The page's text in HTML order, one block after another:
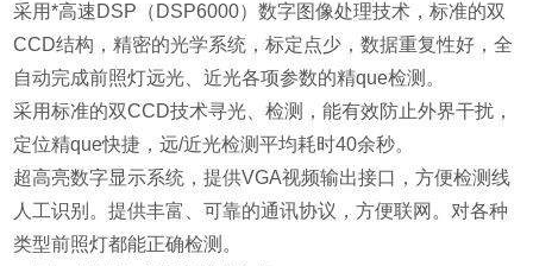
采用*高速DSP（DSP6000）数字图像处理技术，标准的双
CCD结构，精密的光学系统，标定点少，数据重复性好，全
自动完成前照灯远光、近光各项参数的精que检测。
采用标准的双CCD技术寻光、检测，能有效防止外界干扰，
定位精que快捷，远/近光检测平均耗时40余秒。
超高亮数字显示系统，提供VGA视频输出接口，方便检测线
人工识别。提供丰富、可靠的通讯协议，方便联网。对各种
类型前照灯都能正确检测。